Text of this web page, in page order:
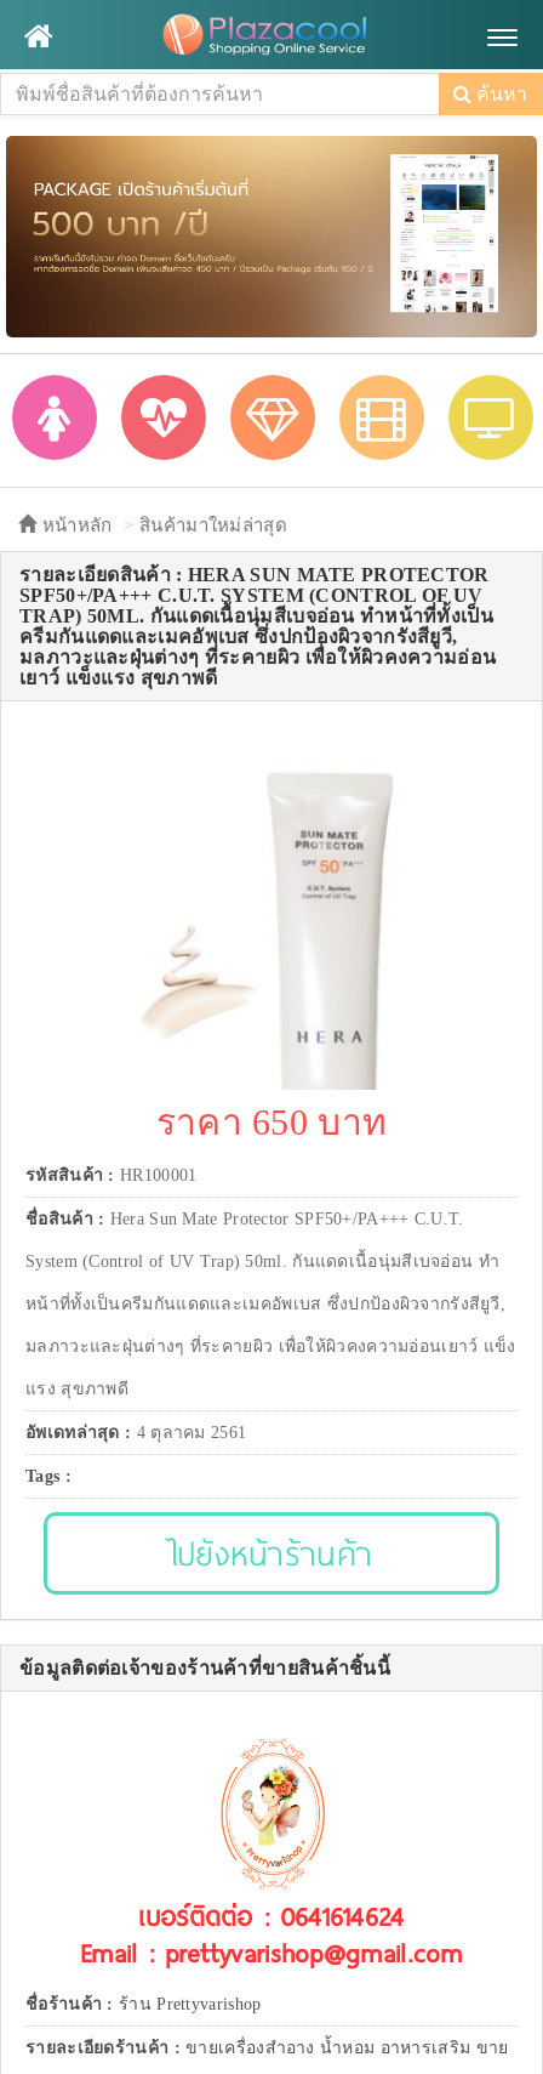
ค้นหา
หน้าหลัก สินค้ามาใหม่ล่าสุด
รายละเอียดสินค้า : HERA SUN MATE PROTECTOR
SPF50+/PA+++ C.U.T. SYSTEM (CONTROL OF UV
TRAP) 50ML. กันแดดเนื้อนุ่มสีเบจอ่อน ทำหน้าที่ทั้งเป็น
ครีมกันแดดและเมคอัพเบส ซึ่งปกป้องผิวจากรังสียูวี,
มลภาวะและฝุ่นต่างๆ ที่ระคายผิว เพื่อให้ผิวคงความอ่อน
เยาว์ แข็งแรง สุขภาพดี
ราคา 650 บาท
รหัสสินค้า : HR100001
ชื่อสินค้า : Hera Sun Mate Protector SPF50+/PA+++ C.U.T.
System (Control of UV Trap) 50ml. กันแดดเนื้อนุ่มสีเบจอ่อน ทำ
หน้าที่ทั้งเป็นครีมกันแดดและเมคอัพเบส ซึ่งปกป้องผิวจากรังสียูวี,
มลภาวะและฝุ่นต่างๆ ที่ระคายผิว เพื่อให้ผิวคงความอ่อนเยาว์ แข็ง
แรง สุขภาพดี
อัพเดทล่าสุด : 4 ตุลาคม 2561
Tags :
ไปยังหน้าร้านค้า
ข้อมูลติดต่อเจ้าของร้านค้าที่ขายสินค้าชิ้นนี้
เบอร์ติดต่อ : 0641614624
Email : prettyvarishop@gmail.com
ชื่อร้านค้า : ร้าน Prettyvarishop
รายละเอียดร้านค้า :ขายเครื่องสำอาง น้ำหอม อาหารเสริม ขาย